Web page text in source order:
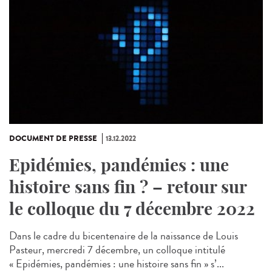
DOCUMENT DE PRESSE 13.12.2022
Epidémies, pandémies : une
histoire sans fin ? – retour sur
le colloque du 7 décembre 2022
Dans le cadre du bicentenaire de la naissance de Louis
Pasteur, mercredi 7 décembre, un colloque intitulé
« Epidémies, pandémies : une histoire sans fin » s’...